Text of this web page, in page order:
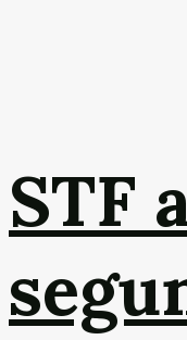
STF